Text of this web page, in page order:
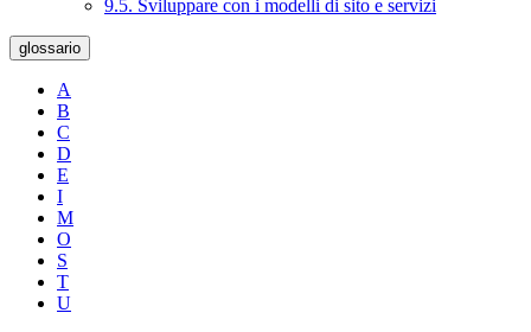
9.5. Sviluppare con i modelli di sito e servizi
glossario
A
B
C
D
E
I
M
O
S
T
U